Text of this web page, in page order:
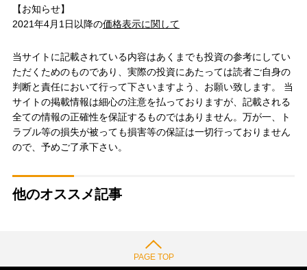
【お知らせ】
2021年4月1日以降の価格表示に関して
当サイトに記載されている内容はあくまでも投資の参考にしてい
ただくためのものであり、実際の投資にあたっては読者ご自身の
判断と責任において行って下さいますよう、お願い致します。 当
サイトの掲載情報は細心の注意を払っておりますが、記載される
全ての情報の正確性を保証するものではありません。万が一、ト
ラブル等の損失が被っても損害等の保証は一切行っておりません
ので、予めご了承下さい。
他のオススメ記事
PAGE TOP